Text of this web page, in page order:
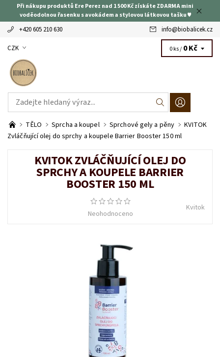
Při nákupu produktů Ere Perez nad 1 500 Kč získáte ZDARMA mini
voděodolnou řasenku s avokádem a stylovou látkovou tašku ♥
+420 605 210 630 info@biobalicek.cz
CZK 0 ks / 0 Kč
TĚLO Sprcha a koupel Sprchové gely a pěny
KVITOK
Zvláčňující olej do sprchy a koupele Barrier Booster 150 ml
KVITOK ZVLÁČŇUJÍCÍ OLEJ DO
SPRCHY A KOUPELE BARRIER
BOOSTER 150 ML
Neohodnoceno
Kvitok